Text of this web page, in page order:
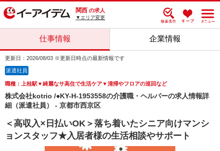
関西 の求人
▼エリア変更
仕事情報 企業情報
更新日：2026/08/03 ※更新日時点の最新情報です
派遣社員
職種：上桂駅▼綺麗なサ高住で生活ケア▼清掃やフロアの巡回など
株式会社kotrio /●KY-H-1953558の介護職・ヘルパーの求人情報詳
細（派遣社員） - 京都市西京区
＜高収入×日払いOK＞落ち着いたシニア向けマンシ
ョンスタッフ★入居者様の生活相談やサポート